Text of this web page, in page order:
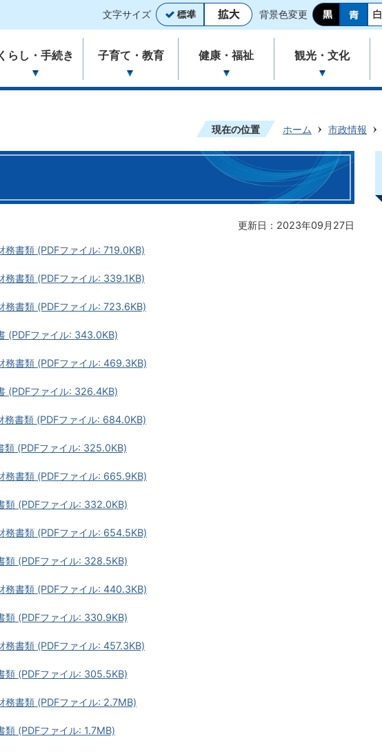
文字サイズ 背景色変更
くらし・手続き 子育て・教育 健康・福祉 観光・文化
現在の位置 ホーム 市政情報
更新日：2023年09月27日
務書類 (PDFファイル: 719.0KB)
務書類 (PDFファイル: 339.1KB)
務書類 (PDFファイル: 723.6KB)
(PDFファイル: 343.0KB)
務書類 (PDFファイル: 469.3KB)
(PDFファイル: 326.4KB)
務書類 (PDFファイル: 684.0KB)
類 (PDFファイル: 325.0KB)
務書類 (PDFファイル: 665.9KB)
類 (PDFファイル: 332.0KB)
務書類 (PDFファイル: 654.5KB)
類 (PDFファイル: 328.5KB)
務書類 (PDFファイル: 440.3KB)
類 (PDFファイル: 330.9KB)
務書類 (PDFファイル: 457.3KB)
類 (PDFファイル: 305.5KB)
務書類 (PDFファイル: 2.7MB)
類 (PDFファイル: 1.7MB)